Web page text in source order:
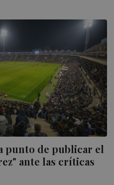
punto de publicar el
ante las críticas